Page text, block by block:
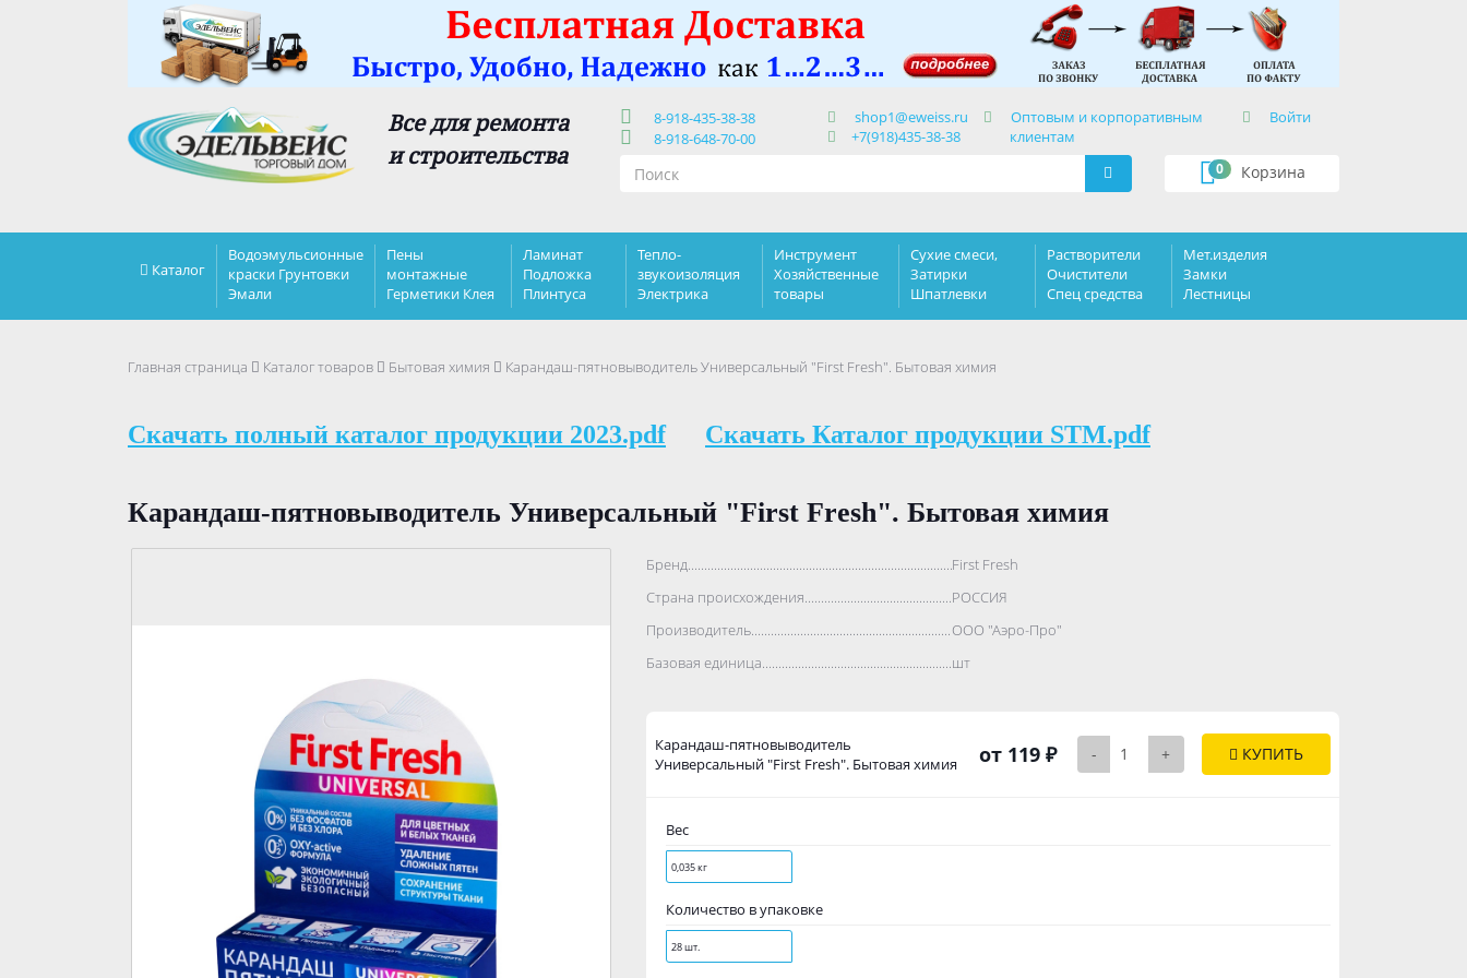
Все для ремонта
и строительства
8-918-435-38-38
8-918-648-70-00
shop1@eweiss.ru
+7(918)435-38-38
Оптовым и корпоративным
клиентам
Войти
Корзина
0
Каталог
Водоэмульсионные
краски Грунтовки
Эмали
Пены
монтажные
Герметики Клея
Ламинат
Подложка
Плинтуса
Тепло-
звукоизоляция
Электрика
Инструмент
Хозяйственные
товары
Сухие смеси,
Затирки
Шпатлевки
Растворители
Очистители
Спец средства
Мет.изделия
Замки
Лестницы
Главная страница Каталог товаров Бытовая химия Карандаш-пятновыводитель Универсальный "First Fresh". Бытовая химия
Скачать полный каталог продукции 2023.pdf Скачать Каталог продукции STM.pdf
Карандаш-пятновыводитель Универсальный "First Fresh". Бытовая химия
Бренд..................................................................................First Fresh
Страна происхождения..................................................................................
РОССИЯ
Производитель..................................................................................
ООО "Аэро-Про"
Базовая единица..................................................................................
шт
Карандаш-пятновыводитель
Универсальный "First Fresh". Бытовая химия
от 119 ₽ - + КУПИТЬ
Вес
0,035 кг
Количество в упаковке
28 шт.